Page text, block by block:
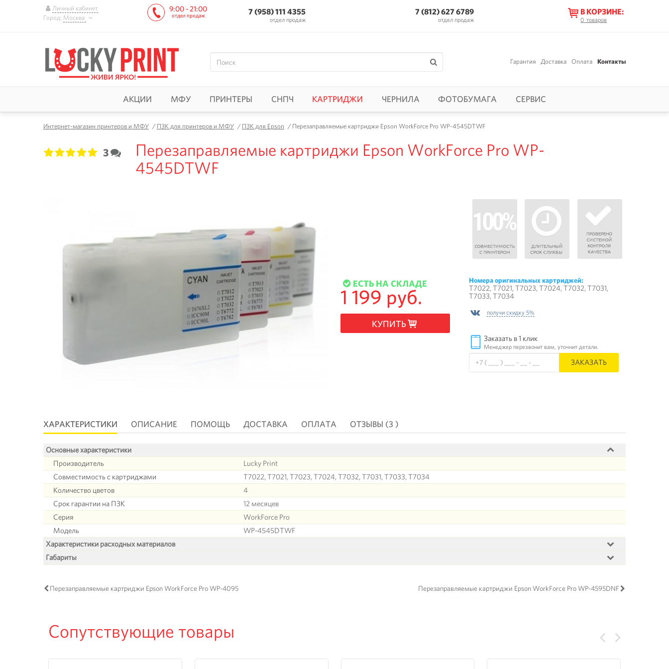
Личный кабинет
Город: Москва
9:00 - 21:00
отдел продаж 7 (958) 111 4355
отдел продаж
7 (812) 627 6789
отдел продаж
В КОРЗИНЕ:
0 товаров
Гарантия Доставка Оплата Контакты
АКЦИИ МФУ ПРИНТЕРЫ СНПЧ КАРТРИДЖИ ЧЕРНИЛА ФОТОБУМАГА СЕРВИС
Интернет-магазин принтеров и МФУ /ПЗК для принтеров и МФУ /ПЗК для Epson /Перезаправляемые картриджи Epson WorkForce Pro WP-4545DTWF
3
Перезаправляемые картриджи Epson WorkForce Pro WP-
4545DTWF
ЕСТЬ НА СКЛАДЕ
1 199 руб.
КУПИТЬ
Номера оригинальных картриджей:
T7022, T7021, T7023, T7024, T7032, T7031,
T7033, T7034
получи скидку 5%
Заказать в 1 клик
Менеджер перезвонит вам, уточнит детали.
ЗАКАЗАТЬ
ХАРАКТЕРИСТИКИ ОПИСАНИЕ ПОМОЩЬ ДОСТАВКА ОПЛАТА ОТЗЫВЫ (3 )
Основные характеристики
Производитель
Lucky Print
Совместимость с картриджами
T7022, T7021, T7023, T7024, T7032, T7031, T7033, T7034
Количество цветов
4
Срок гарантии на ПЗК
12 месяцев
Серия
WorkForce Pro
Модель
WP-4545DTWF
Характеристики расходных материалов
Габариты
Перезаправляемые картриджи Epson WorkForce Pro WP-4095 Перезаправляемые картриджи Epson WorkForce Pro WP-4595DNF
Сопутствующие товары